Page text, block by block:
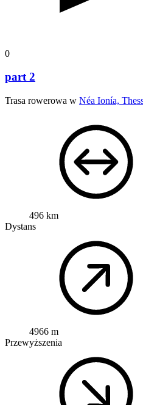
0
part 2
Trasa rowerowa w Néa Ionía,
496 km
Dystans
4966 m
Przewyższenia